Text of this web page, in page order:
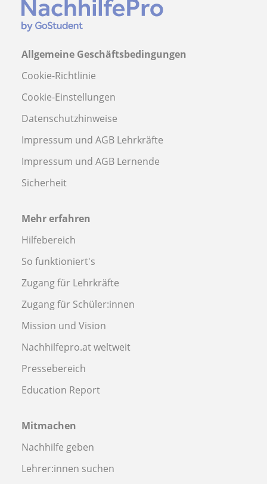
Allgemeine Geschäftsbedingungen
Cookie-Richtlinie
Cookie-Einstellungen
Datenschutzhinweise
Impressum und AGB Lehrkräfte
Impressum und AGB Lernende
Sicherheit
Mehr erfahren
Hilfebereich
So funktioniert's
Zugang für Lehrkräfte
Zugang für Schüler:innen
Mission und Vision
Nachhilfepro.at weltweit
Pressebereich
Education Report
Mitmachen
Nachhilfe geben
Lehrer:innen suchen